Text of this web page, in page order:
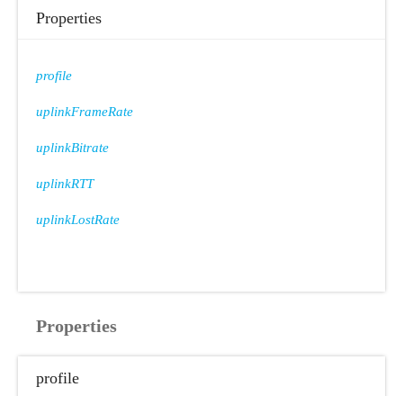
Properties
profile
uplinkFrameRate
uplinkBitrate
uplinkRTT
uplinkLostRate
Properties
profile